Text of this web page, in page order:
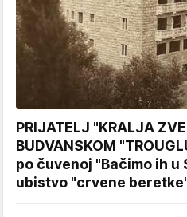
PRIJATELJ "KRALJA
BUDVANSKOM
po čuvenoj "Bačimo ih u
ubistvo "crvene